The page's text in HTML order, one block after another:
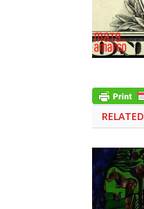
RELATED